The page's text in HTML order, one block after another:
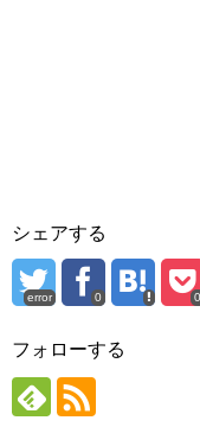
シェアする
error 0 0
フォローする